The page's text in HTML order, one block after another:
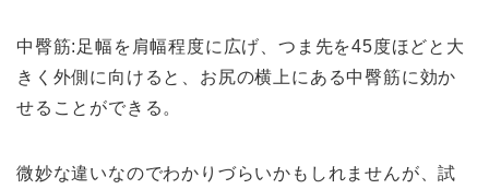
中臀筋:足幅を肩幅程度に広げ、つま先を45度ほどと大
きく外側に向けると、お尻の横上にある中臀筋に効か
せることができる。
微妙な違いなのでわかりづらいかもしれませんが、試